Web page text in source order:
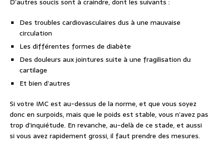
Des troubles cardiovasculaires dus à une mauvaise
circulation
Les différentes formes de diabète
Des douleurs aux jointures suite à une fragilisation du
cartilage
Et bien d’autres
Si votre IMC est au-dessus de la norme, et que vous soyez
donc en surpoids, mais que le poids est stable, vous n’avez pas
trop d’inquiétude. En revanche, au-delà de ce stade, et aussi
si vous avez rapidement grossi, il faut prendre des mesures.